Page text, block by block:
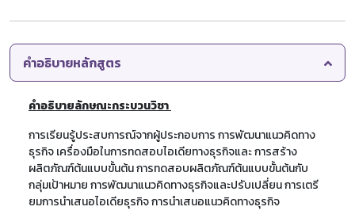
คำอธิบายหลักสูตร
คำอธิบายลักษณะกระบวนวิชา
การเรียนรู้ประสบการณ์จากผู้ประกอบการ การพัฒนาแนวคิดทาง
ธุรกิจ เครื่องมือในการทดสอบไอเดียทางธุรกิจและ การสร้าง
ผลิตภัณฑ์ต้นแบบขั้นต้น การทดสอบผลิตภัณฑ์ต้นแบบขั้นต้นกับ
กลุ่มเป้าหมาย การพัฒนาแนวคิดทางธุรกิจและปรับเปลี่ยน การเตรี
ยมการนำเสนอไอเดียธุรกิจ การนำเสนอแนวคิดทางธุรกิจ